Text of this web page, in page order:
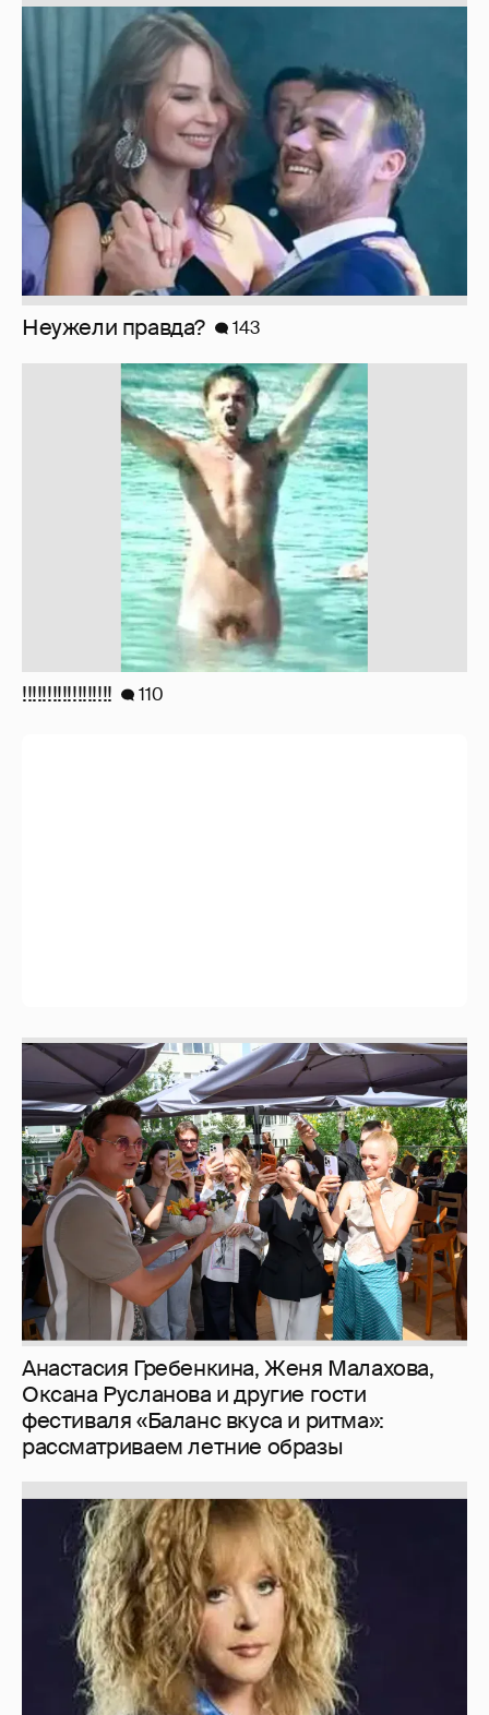
Неужели правда? 143
!!!!!!!!!!!!!!!!!! 110
Анастасия Гребенкина, Женя Малахова,
Оксана Русланова и другие гости
фестиваля «Баланс вкуса и ритма»:
рассматриваем летние образы
Знаменитости со странным "сексуальным
поведением"
180